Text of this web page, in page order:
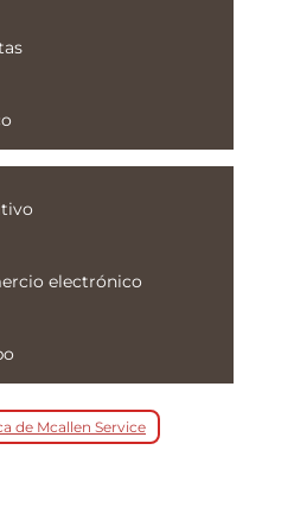
electrónico
de Mcallen Service